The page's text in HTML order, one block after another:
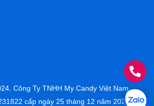
Công Ty TNHH My Candy Việt Nam.
cấp ngày 25 tháng 12 năm 2023.